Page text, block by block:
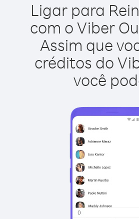
Ligar para
com o Viber
Assim que
créditos do
você